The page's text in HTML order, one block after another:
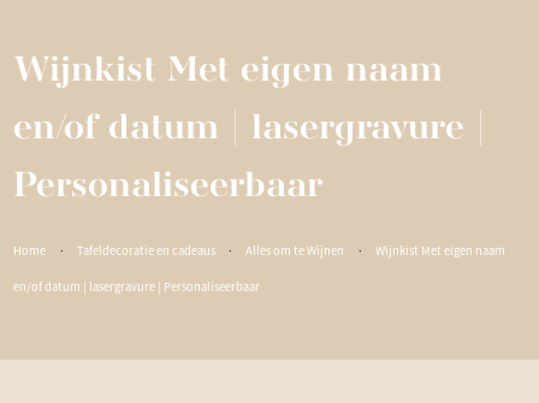
Wijnkist Met eigen naam
en/of datum | lasergravure |
Personaliseerbaar
Home · Tafeldecoratie en cadeaus · Alles om te Wijnen · Wijnkist Met eigen naam
en/of datum | lasergravure | Personaliseerbaar